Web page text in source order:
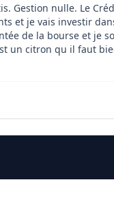
Gestion nulle. Le
et je vais investir
de la bourse et je
un citron qu il faut